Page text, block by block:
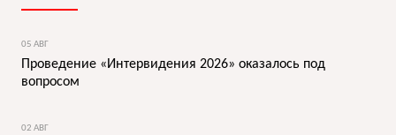
05 АВГ
Проведение «Интервидения 2026» оказалось под
вопросом
02 АВГ